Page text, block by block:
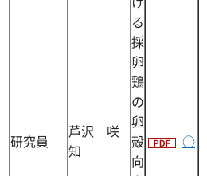
研究員
芦沢 咲
知
る
採
卵
鶏
の
卵
殻
向
○